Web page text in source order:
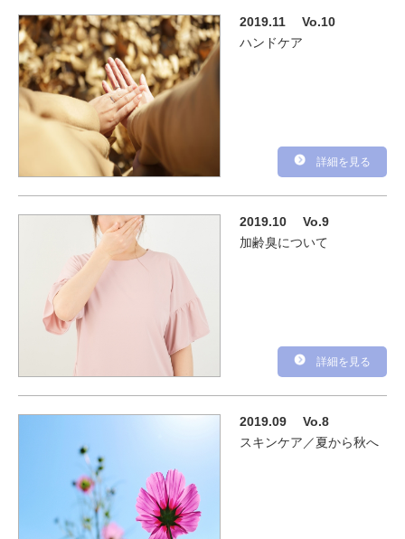
2019.11 Vo.10
ハンドケア
詳細を見る
2019.10 Vo.9
加齢臭について
詳細を見る
2019.09 Vo.8
スキンケア／夏から秋へ